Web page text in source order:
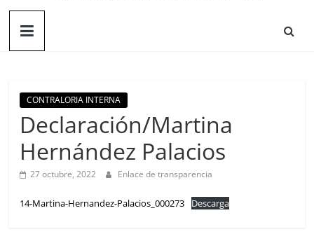
CONTRALORIA INTERNA
Declaración/Martina
Hernández Palacios
27 octubre, 2022 Enlace de transparencia
14-Martina-Hernandez-Palacios_000273 Descarga